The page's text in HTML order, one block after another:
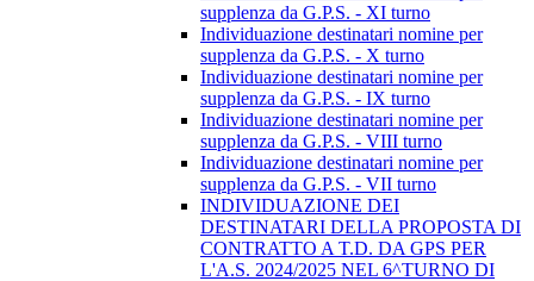
supplenza da G.P.S. - XI turno
Individuazione destinatari nomine per
supplenza da G.P.S. - X turno
Individuazione destinatari nomine per
supplenza da G.P.S. - IX turno
Individuazione destinatari nomine per
supplenza da G.P.S. - VIII turno
Individuazione destinatari nomine per
supplenza da G.P.S. - VII turno
INDIVIDUAZIONE DEI
DESTINATARI DELLA PROPOSTA DI
CONTRATTO A T.D. DA GPS PER
L'A.S. 2024/2025 NEL 6^TURNO DI